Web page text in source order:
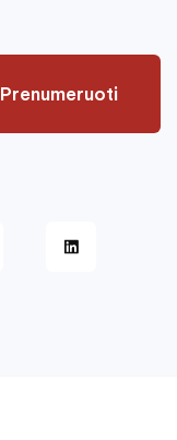
Prenumeruoti